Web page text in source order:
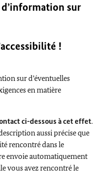
sur
!
sur d’éventuelles
en matière
ci-dessous à cet effet.
aussi précise que
rencontré dans le
envoie automatiquement
vous avez rencontré le